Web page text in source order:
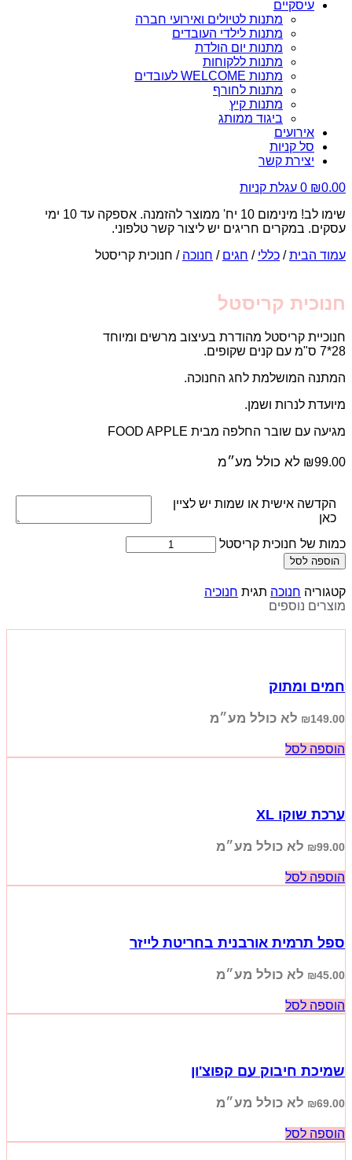
עיסקיים
מתנות לטיולים ואירועי חברה
מתנות לילדי העובדים
מתנות יום הולדת
מתנות ללקוחות
מתנות WELCOME לעובדים
מתנות לחורף
מתנות קיץ
ביגוד ממותג
אירועים
סל קניות
יצירת קשר
₪0.00
0 עגלת קניות
שימו לב! מינימום 10 יח' ממוצר להזמנה. אספקה עד 10 ימי
עסקים. במקרים חריגים יש ליצור קשר טלפוני.
עמוד הבית/ כללי / חגים / חנוכה / חנוכית קריסטל
חנוכית קריסטל
חנוכיית קריסטל מהודרת בעיצוב מרשים ומיוחד
28*7 ס"מ עם קנים שקופים.
המתנה המושלמת לחג החנוכה.
מיועדת לנרות ושמן.
מגיעה עם שובר החלפה מבית FOOD APPLE
₪99.00 לא כולל מע״מ
הקדשה אישית או שמות יש לציין
כאן
כמות של חנוכית קריסטל
הוספה לסל
קטגוריה חנוכה תגית חנוכיה
מוצרים נוספים
חמים ומתוק
₪149.00 לא כולל מע״מ
הוספה לסל
ערכת שוקו XL
₪99.00 לא כולל מע״מ
הוספה לסל
ספל תרמית אורבנית בחריטת לייזר
₪45.00 לא כולל מע״מ
הוספה לסל
שמיכת חיבוק עם קפוצ'ון
₪69.00 לא כולל מע״מ
הוספה לסל